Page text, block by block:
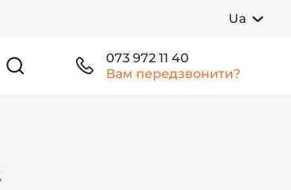
Ua
073 972 11 40
Вам передзвонити?